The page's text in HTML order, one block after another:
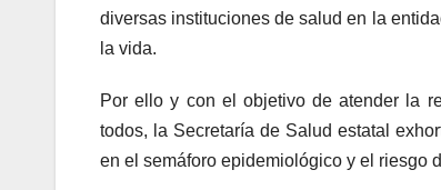
diversas instituciones de salud en la
la vida.
Por ello y con el objetivo de atender la
todos, la Secretaría de Salud estatal
en el semáforo epidemiológico y el riesgo